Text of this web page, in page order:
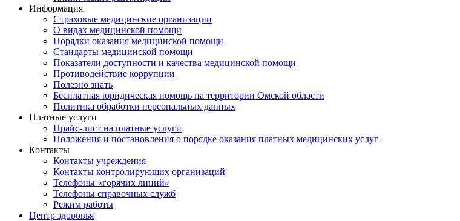
Информация
Страховые медицинские организации
О видах медицинской помощи
Порядки оказания медицинской помощи
Стандарты медицинской помощи
Показатели доступности и качества медицинской помощи
Противодействие коррупции
Полезно знать
Бесплатная юридическая помощь на территории Омской области
Политика обработки персональных данных
Платные услуги
Прайс-лист на платные услуги
Положения и постановления о порядке оказания платных медицинских услуг
Контакты
Контакты учреждения
Контакты контролирующих организаций
Телефоны «горячих линий»
Телефоны справочных служб
Режим работы
Центр здоровья